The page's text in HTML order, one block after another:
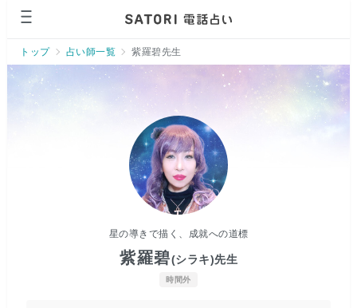
トップ 占い師一覧 紫羅碧先生
星の導きで描く、成就への道標
紫羅碧(シラキ)先生
時間外